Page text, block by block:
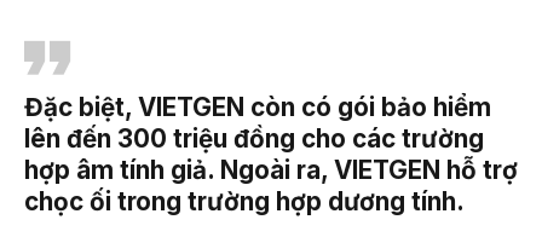
Đặc biệt, VIETGEN còn có gói bảo hiểm
lên đến 300 triệu đồng cho các trường
hợp âm tính giả. Ngoài ra, VIETGEN hỗ trợ
chọc ối trong trường hợp dương tính.